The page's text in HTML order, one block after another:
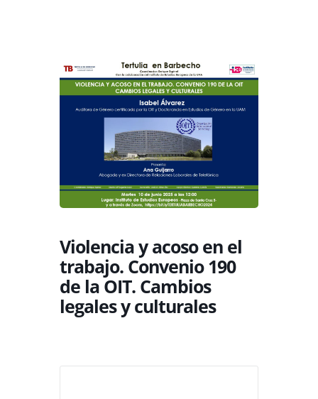
Violencia y acoso en el
trabajo. Convenio 190
de la OIT. Cambios
legales y culturales